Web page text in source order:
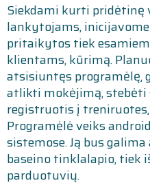
Siekdami kurti pridėtinę
lankytojams,
pritaikytos tiek
klientams, kūrimą.
atsisiuntęs programėlę,
atlikti mokėjimą, stebėti
registruotis į
Programėlė veiks
sistemose. Ją bus
baseino tinklalapio, tiek
parduotuvių.